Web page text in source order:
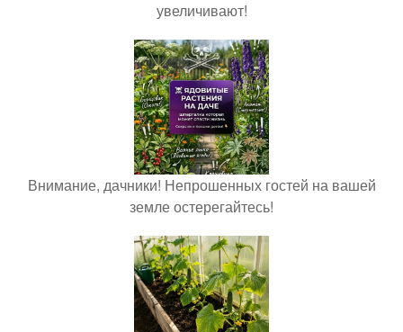
увеличивают!
Внимание, дачники! Непрошенных гостей на вашей
земле остерегайтесь!